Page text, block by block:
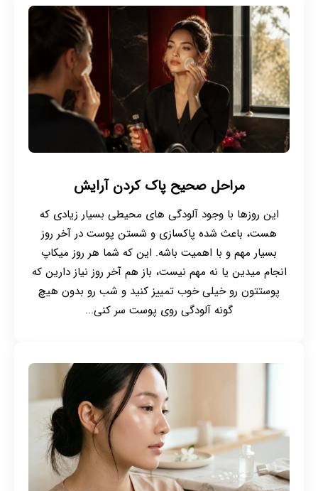
مراحل صحیح پاک کردن آرایش
این روزها با وجود آلودگی های محیطی بسیار زیادی که
هست، باعث شده پاکسازی و شستن پوست در آخر روز
بسیار مهم و با اهمیت باشه. این که شما هر روز میکاپ
انجام میدین یا نه مهم نیست، باز هم آخر روز نیاز دارین که
پوستتون رو خیلی خوب تمییز کنید و شب رو بدون هیچ
گونه آلودگی روی پوست سر کنی...